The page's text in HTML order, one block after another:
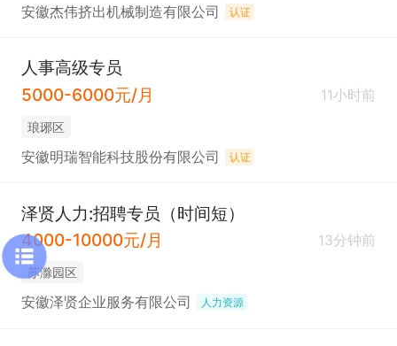
安徽杰伟挤出机械制造有限公司 认证
人事高级专员
5000-6000元/月
11小时前
琅琊区
安徽明瑞智能科技股份有限公司 认证
泽贤人力:招聘专员（时间短）
4000-10000元/月
13分钟前
苏滁园区
安徽泽贤企业服务有限公司 人力资源